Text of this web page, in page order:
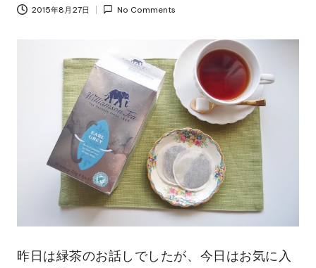
2015年8月27日 No Comments
昨日は緑茶のお話しでしたが、今日はお気に入